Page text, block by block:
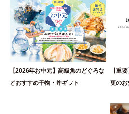
【2026年お中元】高級魚のどぐろな
どおすすめ干物・丼ギフト
【重
更のお